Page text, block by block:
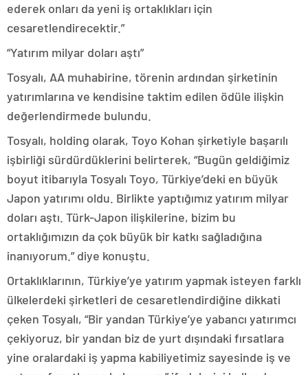
ederek onları da yeni iş ortaklıkları için
cesaretlendirecektir.”
“Yatırım milyar doları aştı”
Tosyalı, AA muhabirine, törenin ardından şirketinin
yatırımlarına ve kendisine taktim edilen ödüle ilişkin
değerlendirmede bulundu.
Tosyalı, holding olarak, Toyo Kohan şirketiyle başarılı
işbirliği sürdürdüklerini belirterek, “Bugün geldiğimiz
boyut itibarıyla Tosyalı Toyo, Türkiye’deki en büyük
Japon yatırımı oldu. Birlikte yaptığımız yatırım milyar
doları aştı. Türk-Japon ilişkilerine, bizim bu
ortaklığımızın da çok büyük bir katkı sağladığına
inanıyorum.” diye konuştu.
Ortaklıklarının, Türkiye’ye yatırım yapmak isteyen farklı
ülkelerdeki şirketleri de cesaretlendirdiğine dikkati
çeken Tosyalı, “Bir yandan Türkiye’ye yabancı yatırımcı
çekiyoruz, bir yandan biz de yurt dışındaki fırsatlara
yine oralardaki iş yapma kabiliyetimiz sayesinde iş ve